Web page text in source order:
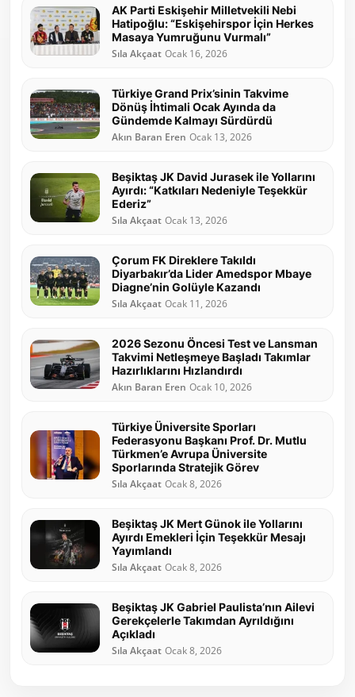
AK Parti Eskişehir Milletvekili Nebi
Hatipoğlu: “Eskişehirspor İçin Herkes
Masaya Yumruğunu Vurmalı”
Sıla Akçaat Ocak 16, 2026
Türkiye Grand Prix’sinin Takvime
Dönüş İhtimali Ocak Ayında da
Gündemde Kalmayı Sürdürdü
Akın Baran Eren Ocak 13, 2026
Beşiktaş JK David Jurasek ile Yollarını
Ayırdı: “Katkıları Nedeniyle Teşekkür
Ederiz”
Sıla Akçaat Ocak 13, 2026
Çorum FK Direklere Takıldı
Diyarbakır’da Lider Amedspor Mbaye
Diagne’nin Golüyle Kazandı
Sıla Akçaat Ocak 11, 2026
2026 Sezonu Öncesi Test ve Lansman
Takvimi Netleşmeye Başladı Takımlar
Hazırlıklarını Hızlandırdı
Akın Baran Eren Ocak 10, 2026
Türkiye Üniversite Sporları
Federasyonu Başkanı Prof. Dr. Mutlu
Türkmen’e Avrupa Üniversite
Sporlarında Stratejik Görev
Sıla Akçaat Ocak 8, 2026
Beşiktaş JK Mert Günok ile Yollarını
Ayırdı Emekleri İçin Teşekkür Mesajı
Yayımlandı
Sıla Akçaat Ocak 8, 2026
Beşiktaş JK Gabriel Paulista’nın Ailevi
Gerekçelerle Takımdan Ayrıldığını
Açıkladı
Sıla Akçaat Ocak 8, 2026